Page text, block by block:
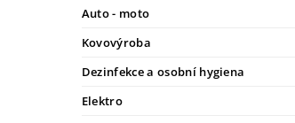
Auto - moto
Kovovýroba
Dezinfekce a osobní hygiena
Elektro